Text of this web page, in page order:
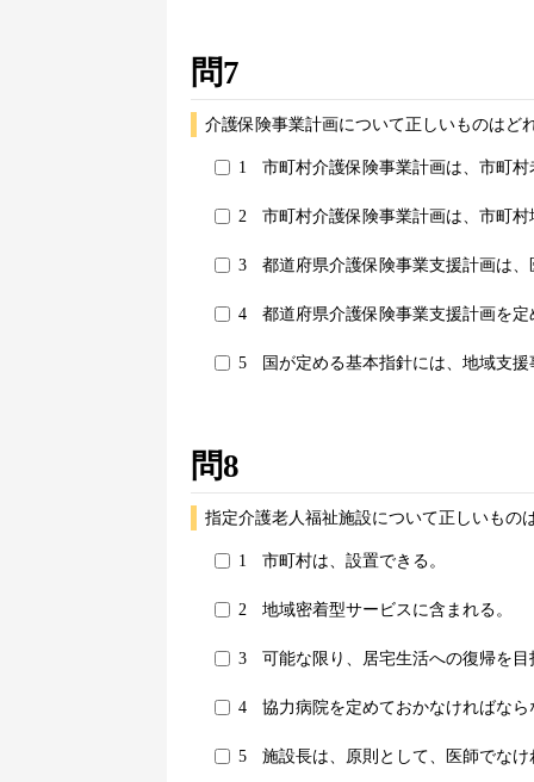
問7
介護保険事業計画について正しいものはど
1 市町村介護保険事業計画は、市町
2 市町村介護保険事業計画は、市町
3 都道府県介護保険事業支援計画は
4 都道府県介護保険事業支援計画を
5 国が定める基本指針には、地域支
問8
指定介護老人福祉施設について正しいもの
1 市町村は、設置できる。
2 地域密着型サービスに含まれる。
3 可能な限り、居宅生活への復帰を
4 協力病院を定めておかなければなら
5 施設長は、原則として、医師でな